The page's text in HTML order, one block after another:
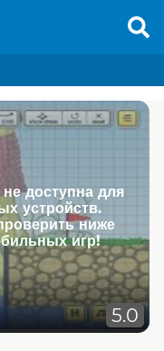
доступна для
устройств.
ниже
игр!
5.0